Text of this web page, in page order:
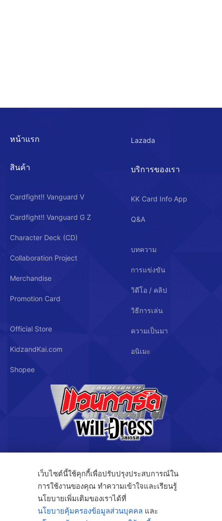
หน้าแรก
สินค้า
Cardfight!! Vanguard V
Cardfight!! Vanguard G Z
Character Deck (CD)
Collaboration Project
Merchandise
Promotion Card
Official Store
KidzandKai.com
Shopee
Lazada
บริการของเรา
KK Card Info App
Q&A
บทความ
การแข่งขัน
วิดีโอ / คลิป
วิธีการเล่น
ความเป็นมา
อนิเมะ
บริษัท คิดซ์ แอนด์ คิทซ์ จำกัด
122/3 ถ.กรุงเทพกรีฑา แขวงทับช้าง เขตสะพานสูง กรุงเทพฯ 10250
เว็บไซต์นี้ใช้คุกกี้เพื่อปรับปรุงประสบการณ์ใน
การใช้งานของคุณ ทำความเข้าใจและเรียนรู้
นโยบายเพิ่มเติมของเราได้ที่
นโยบายคุ้มครองข้อมูลส่วนบุคคล และ